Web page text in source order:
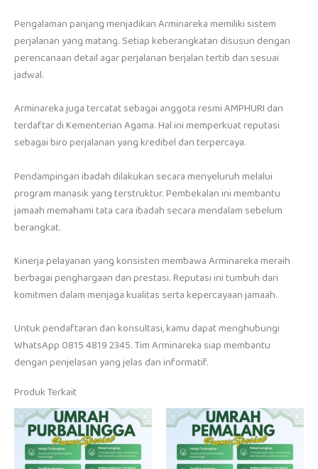
Pengalaman panjang menjadikan Arminareka memiliki sistem
perjalanan yang matang. Setiap keberangkatan disusun dengan
perencanaan detail agar perjalanan berjalan tertib dan sesuai
jadwal.
Arminareka juga tercatat sebagai anggota resmi AMPHURI dan
terdaftar di Kementerian Agama. Hal ini memperkuat reputasi
sebagai biro perjalanan yang kredibel dan terpercaya.
Pendampingan ibadah dilakukan secara menyeluruh melalui
program manasik yang terstruktur. Pembekalan ini membantu
jamaah memahami tata cara ibadah secara mendalam sebelum
berangkat.
Kinerja pelayanan yang konsisten membawa Arminareka meraih
berbagai penghargaan dan prestasi. Reputasi ini tumbuh dari
komitmen dalam menjaga kualitas serta kepercayaan jamaah.
Untuk pendaftaran dan konsultasi, kamu dapat menghubungi
WhatsApp 0815 4819 2345. Tim Arminareka siap membantu
dengan penjelasan yang jelas dan informatif.
Produk Terkait